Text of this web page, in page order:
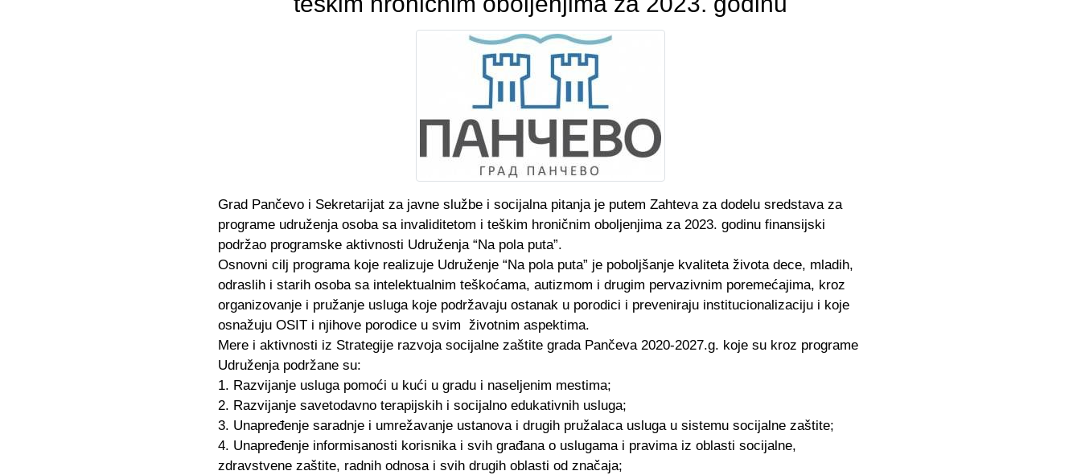
Grad Pančevo i Sekretarijat za javne službe i socijalna pitanja je putem Zahteva za dodelu sredstava za
programe udruženja osoba sa invaliditetom i teškim hroničnim oboljenjima za 2023. godinu finansijski
podržao programske aktivnosti Udruženja “Na pola puta”.
Osnovni cilj programa koje realizuje Udruženje “Na pola puta” je poboljšanje kvaliteta života dece, mladih,
odraslih i starih osoba sa intelektualnim teškoćama, autizmom i drugim pervazivnim poremećajima, kroz
organizovanje i pružanje usluga koje podržavaju ostanak u porodici i preveniraju institucionalizaciju i koje
osnažuju OSIT i njihove porodice u svim životnim aspektima.
Mere i aktivnosti iz Strategije razvoja socijalne zaštite grada Pančeva 2020-2027.g. koje su kroz programe
Udruženja podržane su:
1. Razvijanje usluga pomoći u kući u gradu i naseljenim mestima;
2. Razvijanje savetodavno terapijskih i socijalno edukativnih usluga;
3. Unapređenje saradnje i umrežavanje ustanova i drugih pružalaca usluga u sistemu socijalne zaštite;
4. Unapređenje informisanosti korisnika i svih građana o uslugama i pravima iz oblasti socijalne,
zdravstvene zaštite, radnih odnosa i svih drugih oblasti od značaja;